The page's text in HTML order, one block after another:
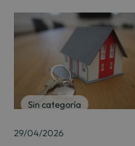
Sin categoría
29/04/2026